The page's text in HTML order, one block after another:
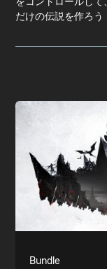
だけの伝説を作ろう
Bundle